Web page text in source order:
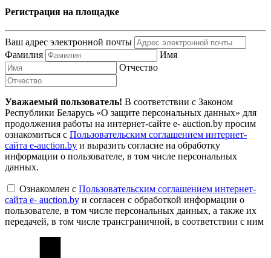
Регистрация на площадке
Ваш адрес электронной почты
Фамилия
Имя
Отчество
Уважаемый пользователь! В соответствии с Законом
Республики Беларусь «О защите персональных данных» для
продолжения работы на интернет-сайте e- auction.by просим
ознакомиться с Пользовательским соглашением интернет-
сайта e-auction.by и выразить согласие на обработку
информации о пользователе, в том числе персональных
данных.
Ознакомлен с Пользовательским соглашением интернет-
сайта e- auction.by и согласен с обработкой информации о
пользователе, в том числе персональных данных, а также их
передачей, в том числе трансграничной, в соответствии с ним